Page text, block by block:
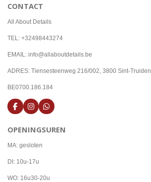
CONTACT
All About Details
TEL: +32498443274
EMAIL: info@allaboutdetails.be
ADRES: Tiensesteenweg 216/002, 3800 Sint-Truiden
BE0700.186.184
F
a
e
o
k
I
n
g
a
m
W
h
t
OPENINGSUREN
MA: gesloten
DI: 10u-17u
WO: 16u30-20u